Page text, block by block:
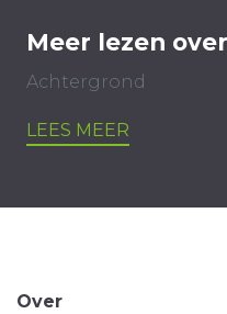
Meer lezen
Achtergrond
LEES MEER
Over